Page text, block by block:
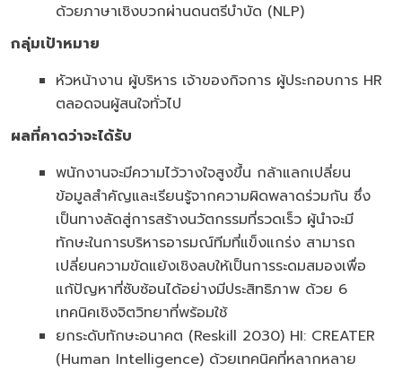
ด้วยภาษาเชิงบวกผ่านดนตรีบำบัด (NLP)
กลุ่มเป้าหมาย
หัวหน้างาน ผู้บริหาร เจ้าของกิจการ ผู้ประกอบการ HR
ตลอดจนผู้สนใจทั่วไป
ผลที่คาดว่าจะได้รับ
พนักงานจะมีความไว้วางใจสูงขึ้น กล้าแลกเปลี่ยน
ข้อมูลสำคัญและเรียนรู้จากความผิดพลาดร่วมกัน ซึ่ง
เป็นทางลัดสู่การสร้างนวัตกรรมที่รวดเร็ว ผู้นำจะมี
ทักษะในการบริหารอารมณ์ทีมที่แข็งแกร่ง สามารถ
เปลี่ยนความขัดแย้งเชิงลบให้เป็นการระดมสมองเพื่อ
แก้ปัญหาที่ซับซ้อนได้อย่างมีประสิทธิภาพ ด้วย 6
เทคนิคเชิงจิตวิทยาที่พร้อมใช้
ยกระดับทักษะอนาคต (Reskill 2030) HI: CREATER
(Human Intelligence) ด้วยเทคนิคที่หลากหลาย